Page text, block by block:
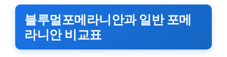
블루멀포메라니안과 일반 포메
라니안 비교표